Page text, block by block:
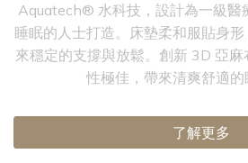
Aquatech® 水科技，設計為一級醫
睡眠的人士打造。床墊柔和服貼身
來穩定的支撐與放鬆。創新 3D 亞
性極佳，帶來清爽舒適的
了解更多